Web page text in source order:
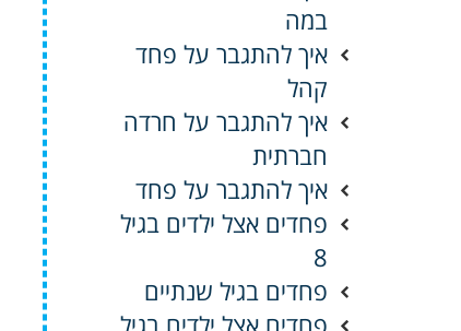
במה
איך להתגבר על פחד
קהל
איך להתגבר על חרדה
חברתית
איך להתגבר על פחד
פחדים אצל ילדים בגיל
8
פחדים בגיל שנתיים
פחדים אצל ילדים בגיל